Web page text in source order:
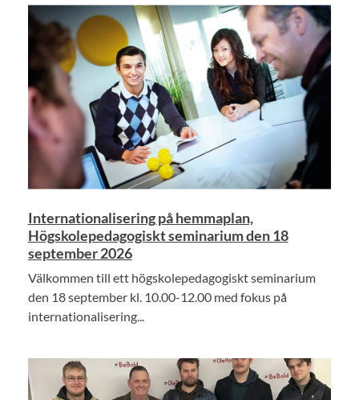
Internationalisering på hemmaplan,
Högskolepedagogiskt seminarium den 18
september 2026
Välkommen till ett högskolepedagogiskt seminarium
den 18 september kl. 10.00-12.00 med fokus på
internationalisering...